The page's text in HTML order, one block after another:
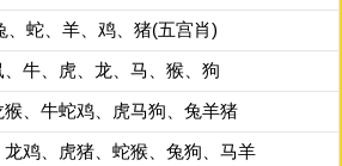
、蛇、羊、鸡、猪(五宫肖)
、牛、虎、龙、马、猴、狗
猴、牛蛇鸡、虎马狗、兔羊猪
龙鸡、虎猪、蛇猴、兔狗、马羊